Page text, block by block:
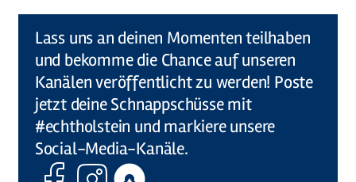
Lass uns an deinen Momenten teilhaben
und bekomme die Chance auf unseren
Kanälen veröffentlicht zu werden! Poste
jetzt deine Schnappschüsse mit
#echtholstein und markiere unsere
Social-Media-Kanäle.
FacebookInstagram
Komoot